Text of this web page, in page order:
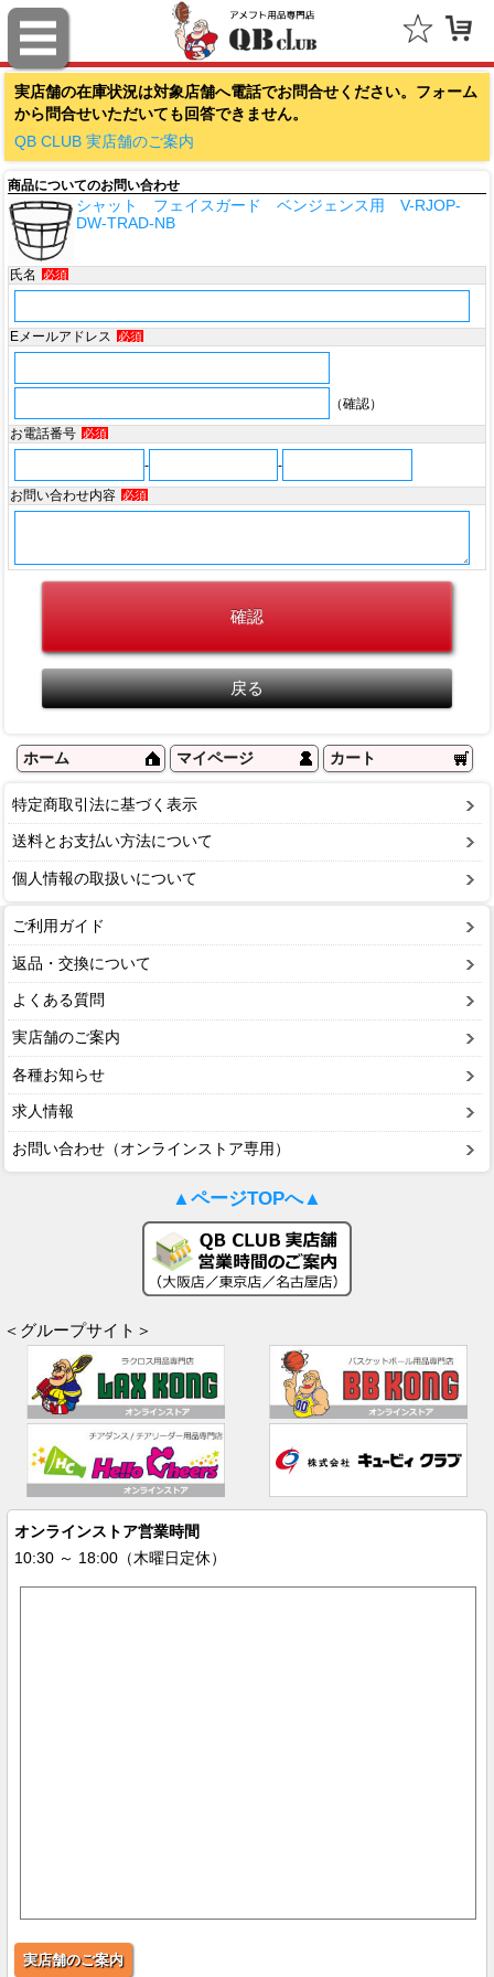
実店舗の在庫状況は対象店舗へ電話でお問合せください。フォーム
から問合せいただいても回答できません。
QB CLUB 実店舗のご案内
商品についてのお問い合わせ
シャット フェイスガード ベンジェンス用 V-RJOP-
DW-TRAD-NB
氏名 必須
Eメールアドレス 必須
（確認）
お電話番号 必須
-
-
お問い合わせ内容 必須
ホーム マイページ カート
特定商取引法に基づく表示
送料とお支払い方法について
個人情報の取扱いについて
ご利用ガイド
返品・交換について
よくある質問
実店舗のご案内
各種お知らせ
求人情報
お問い合わせ（オンラインストア専用）
▲ページTOPへ▲
＜グループサイト＞
オンラインストア営業時間
10:30 ～ 18:00（木曜日定休）
実店舗のご案内
ファナティクス（Fanatics）
アウトドアキャップ（Outdoor Cap Company）
スポルディング（SPALDING）
ミッチェル＆ネス（Mitchell & Ness）
ポータフォン（PORTAPHONE）
ギルマンギア（Gilman Gear）
サムプロ（ThumbPRO）